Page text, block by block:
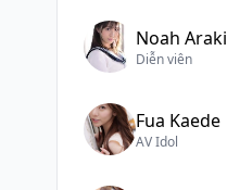
Noah Araki
Diễn viên
Fua Kaede
AV Idol